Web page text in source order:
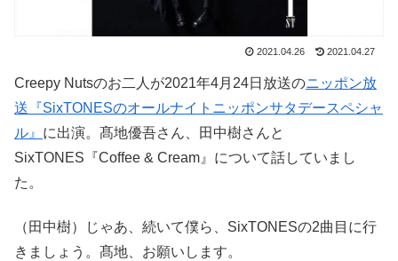
2021.04.26 2021.04.27
Creepy Nutsのお二人が2021年4月24日放送のニッポン放
送『SixTONESのオールナイトニッポンサタデースペシャ
ル』 に出演。髙地優吾さん、田中樹さんと
SixTONES『Coffee & Cream』について話していまし
た。
（田中樹）じゃあ、続いて僕ら、SixTONESの2曲目に行
きましょう。髙地、お願いします。